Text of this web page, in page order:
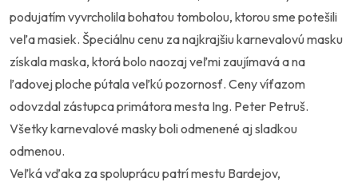
podujatím vyvrcholila bohatou tombolou, ktorou sme potešili
veľa masiek. Špeciálnu cenu za najkrajšiu karnevalovú masku
získala maska, ktorá bolo naozaj veľmi zaujímavá a na
ľadovej ploche pútala veľkú pozornosť. Ceny víťazom
odovzdal zástupca primátora mesta Ing. Peter Petruš.
Všetky karnevalové masky boli odmenené aj sladkou
odmenou.
Veľká vďaka za spoluprácu patrí mestu Bardejov,